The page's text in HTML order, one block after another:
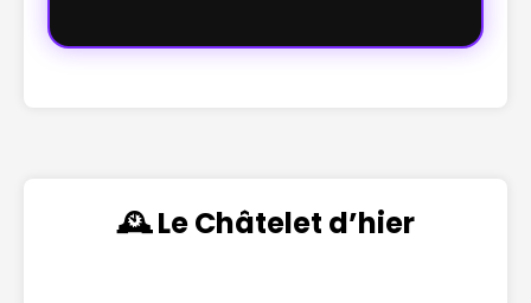
🕰️ Le Châtelet d’hier